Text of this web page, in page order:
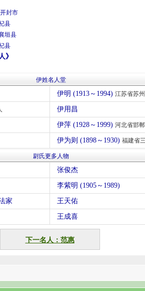
开封市
县
垣县
县
》
伊姓名人堂
伊明 (1913～1994) 江苏省苏
伊用昌
伊萍 (1928～1999) 河北省邯
伊为则 (1898～1930) 福建省
尉氏更多人物
张俊杰
李紫明 (1905～1989)
家 王天佑
王成喜
下一名人：范惠